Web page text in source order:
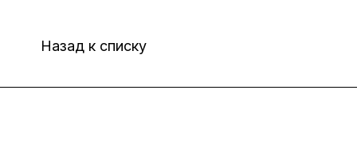
Назад к списку